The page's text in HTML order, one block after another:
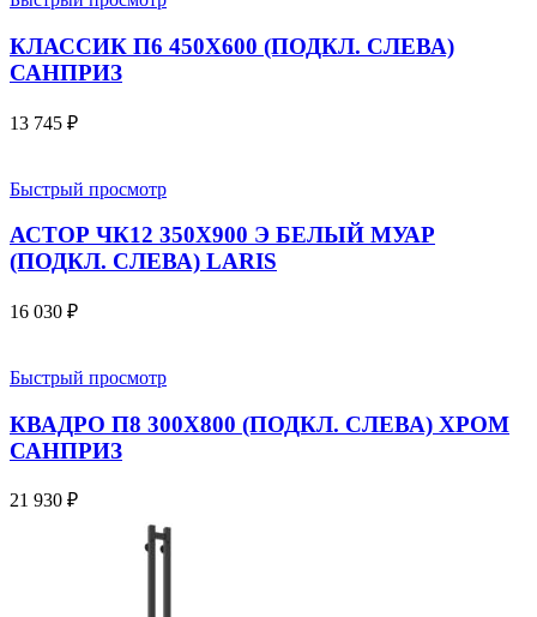
КЛАССИК П6 450X600 (ПОДКЛ. СЛЕВА)
САНПРИЗ
13 745 ₽
Быстрый просмотр
АСТОР ЧК12 350Х900 Э БЕЛЫЙ МУАР
(ПОДКЛ. СЛЕВА) LARIS
16 030 ₽
Быстрый просмотр
КВАДРО П8 300X800 (ПОДКЛ. СЛЕВА) ХРОМ
САНПРИЗ
21 930 ₽